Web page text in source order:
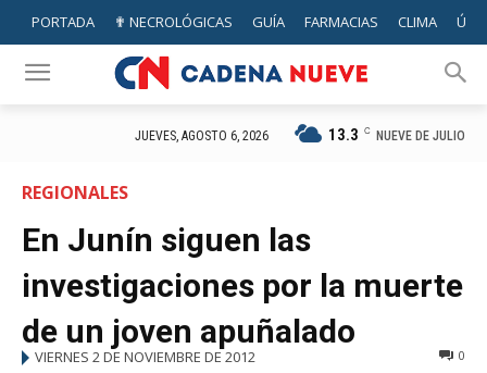
PORTADA ✟ NECROLÓGICAS GUÍA FARMACIAS CLIMA
JUEVES, AGOSTO 6, 2026 13.3 C NUEVE DE JULIO
REGIONALES
En Junín siguen las
investigaciones por la muerte
de un joven apuñalado
VIERNES 2 DE NOVIEMBRE DE 2012 0